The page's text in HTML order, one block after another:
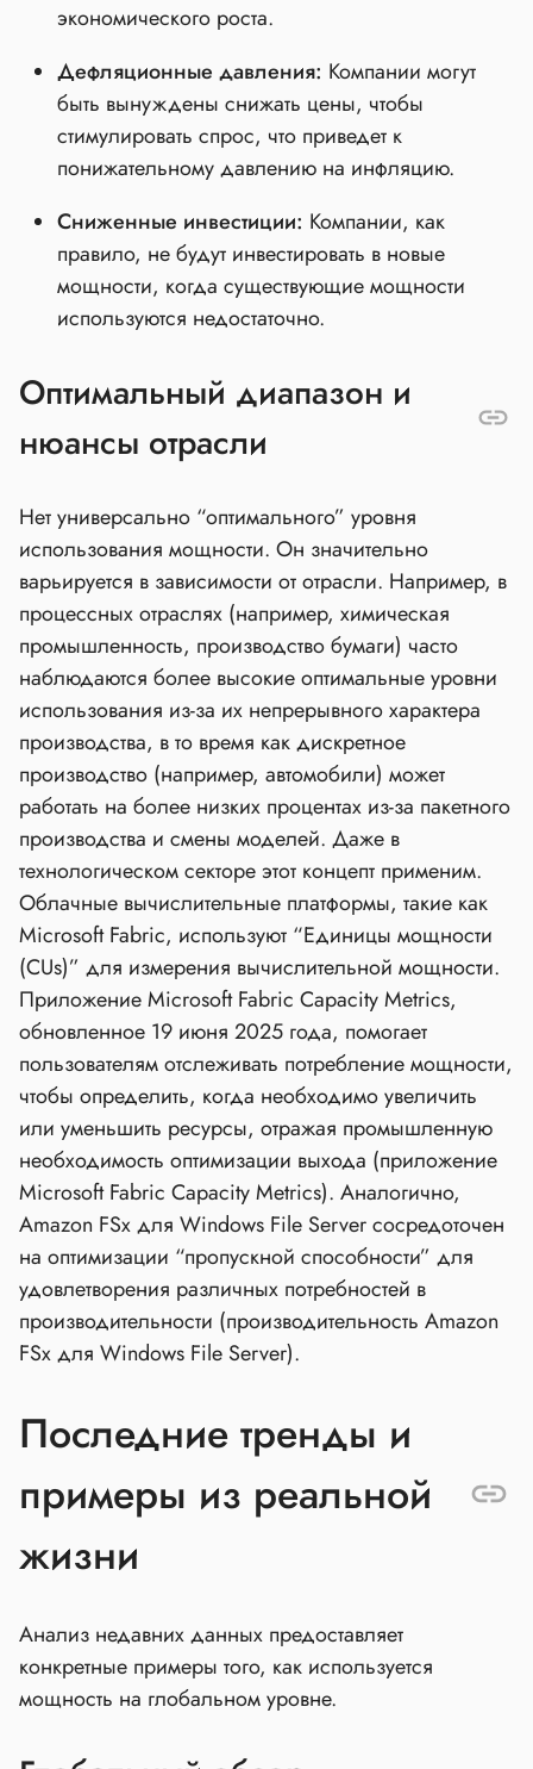
экономического роста.
Дефляционные давления: Компании могут
быть вынуждены снижать цены, чтобы
стимулировать спрос, что приведет к
понижательному давлению на инфляцию.
Сниженные инвестиции: Компании, как
правило, не будут инвестировать в новые
мощности, когда существующие мощности
используются недостаточно.
Оптимальный диапазон и
нюансы отрасли
Нет универсально “оптимального” уровня
использования мощности. Он значительно
варьируется в зависимости от отрасли. Например, в
процессных отраслях (например, химическая
промышленность, производство бумаги) часто
наблюдаются более высокие оптимальные уровни
использования из-за их непрерывного характера
производства, в то время как дискретное
производство (например, автомобили) может
работать на более низких процентах из-за пакетного
производства и смены моделей. Даже в
технологическом секторе этот концепт применим.
Облачные вычислительные платформы, такие как
Microsoft Fabric, используют “Единицы мощности
(CUs)” для измерения вычислительной мощности.
Приложение Microsoft Fabric Capacity Metrics,
обновленное 19 июня 2025 года, помогает
пользователям отслеживать потребление мощности,
чтобы определить, когда необходимо увеличить
или уменьшить ресурсы, отражая промышленную
необходимость оптимизации выхода (приложение
Microsoft Fabric Capacity Metrics). Аналогично,
Amazon FSx для Windows File Server сосредоточен
на оптимизации “пропускной способности” для
удовлетворения различных потребностей в
производительности (производительность Amazon
FSx для Windows File Server).
Последние тренды и
примеры из реальной
жизни
Анализ недавних данных предоставляет
конкретные примеры того, как используется
мощность на глобальном уровне.